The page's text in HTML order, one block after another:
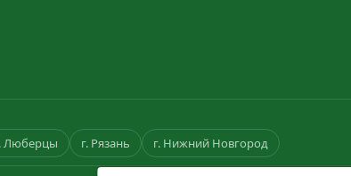
Люберцы г. Рязань г. Нижний Новгород